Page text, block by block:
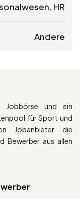
HR
Andere
Jobbörse und ein
für Sport und
Jobanbieter die
Bewerber aus allen